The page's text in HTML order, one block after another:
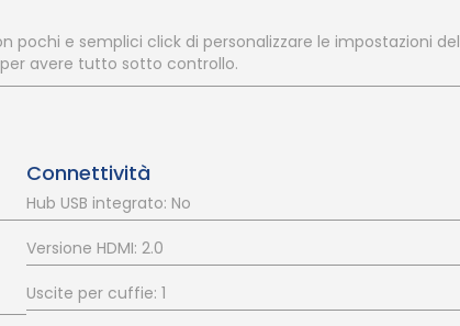
pochi e semplici click di personalizzare le impostazioni del
avere tutto sotto controllo.
Connettività
Hub USB integrato: No
Versione HDMI: 2.0
Uscite per cuffie: 1